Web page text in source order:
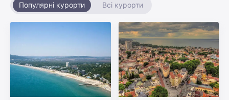
Популярні курорти Всі курорти